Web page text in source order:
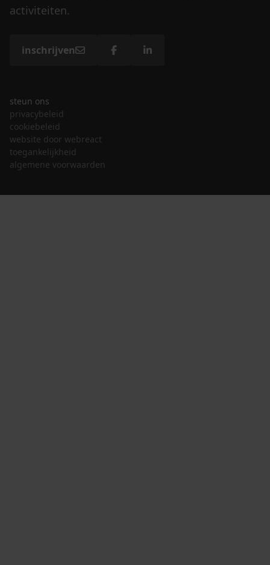
activiteiten.
inschrijven
steun ons
privacybeleid
cookiebeleid
website door webreact
toegankelijkheid
algemene voorwaarden